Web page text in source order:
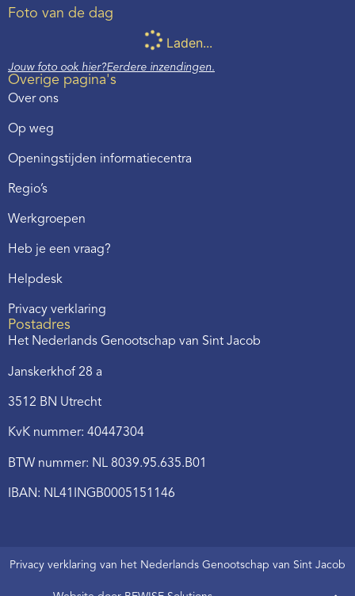
Foto van de dag
Laden...
Jouw foto ook hier?Eerdere inzendingen.
Overige pagina's
Over ons
Op weg
Openingstijden informatiecentra
Regio’s
Werkgroepen
Heb je een vraag?
Helpdesk
Privacy verklaring
Postadres
Het Nederlands Genootschap van Sint Jacob
Janskerkhof 28 a
3512 BN Utrecht
KvK nummer: 40447304
BTW nummer: NL 8039.95.635.B01
IBAN: NL41INGB0005151146
Privacy verklaring van het Nederlands Genootschap van Sint Jacob